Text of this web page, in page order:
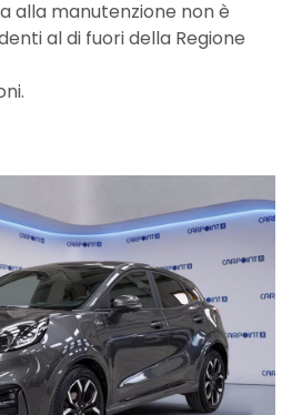
alla manutenzione non è
al di fuori della Regione